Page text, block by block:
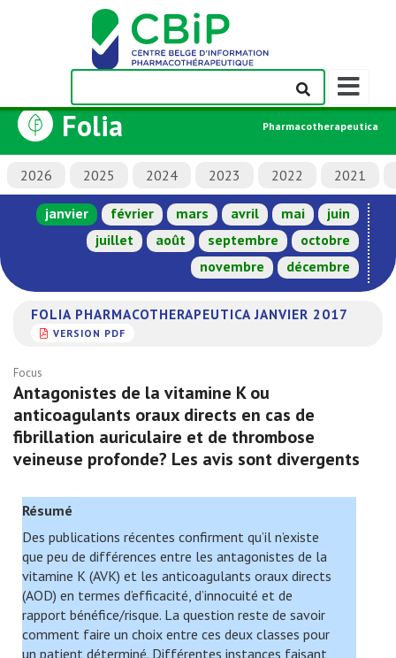
Afficher/
la
de
navigation
Folia Pharmacotherapeutica
2026 2025 2024 2023 2022 2021
janvier février mars avril mai
juin
juillet
août septembre
octobre
novembre
décembre
FOLIA PHARMACOTHERAPEUTICA JANVIER 2017
VERSION PDF
Focus
Antagonistes de la vitamine K ou
anticoagulants oraux directs en cas de
fibrillation auriculaire et de thrombose
veineuse profonde? Les avis sont divergents
Résumé
Des publications récentes confirment qu’il n’existe
que peu de différences entre les antagonistes de la
vitamine K (AVK) et les anticoagulants oraux directs
(AOD) en termes d’efficacité, d’innocuité et de
rapport bénéfice/risque. La question reste de savoir
comment faire un choix entre ces deux classes pour
un patient déterminé. Différentes instances faisant